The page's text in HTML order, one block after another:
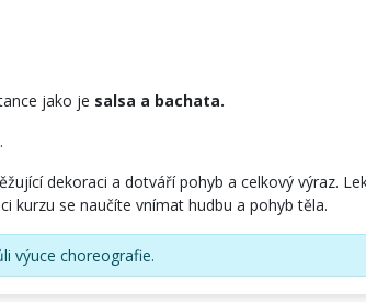
jako je salsa a bachata.
dekoraci a dotváří pohyb a celkový výraz.
kurzu se naučíte vnímat hudbu a pohyb těla.
výuce choreografie.